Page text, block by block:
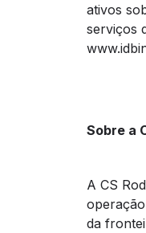
ativos
serviços
Sobre a
A CS
da